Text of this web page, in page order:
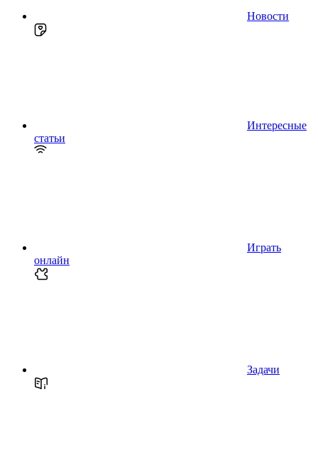
Новости
Интересные
статьи
Играть
онлайн
Задачи